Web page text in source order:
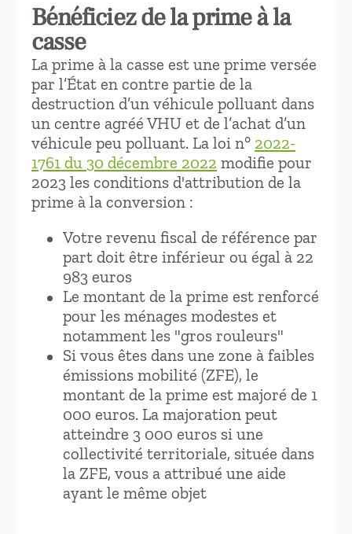
Bénéficiez de la prime à la
casse
La prime à la casse est une prime versée
par l’État en contre partie de la
destruction d’un véhicule polluant dans
un centre agréé VHU et de l’achat d’un
véhicule peu polluant. La loi n° 2022-
1761 du 30 décembre 2022 modifie pour
2023 les conditions d'attribution de la
prime à la conversion :
Votre revenu fiscal de référence par
part doit être inférieur ou égal à 22
983 euros
Le montant de la prime est renforcé
pour les ménages modestes et
notamment les "gros rouleurs"
Si vous êtes dans une zone à faibles
émissions mobilité (ZFE), le
montant de la prime est majoré de 1
000 euros. La majoration peut
atteindre 3 000 euros si une
collectivité territoriale, située dans
la ZFE, vous a attribué une aide
ayant le même objet